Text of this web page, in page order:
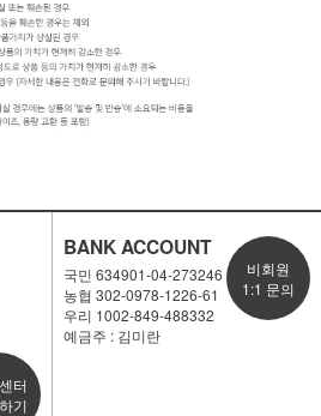
터
기
BANK ACCOUNT
국민 634901-04-273246
농협 302-0978-1226-61
우리 1002-849-488332
예금주 : 김미란
비회원
1:1 문의